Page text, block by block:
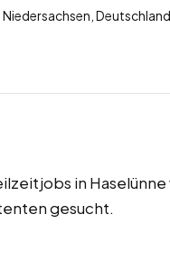
Deutschland
in
gesucht.